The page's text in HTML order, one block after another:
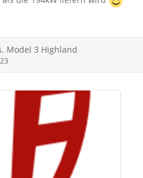
Model 3 Highland